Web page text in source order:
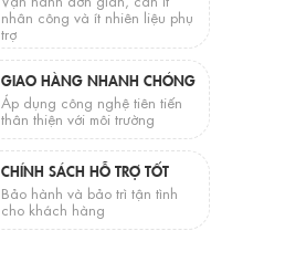
nhân công và ít nhiên liệu phụ
trợ
GIAO HÀNG NHANH CHÓNG
Áp dụng công nghệ tiên tiến
thân thiện với môi trường
CHÍNH SÁCH HỖ TRỢ TỐT
Bảo hành và bảo trì tận tình
cho khách hàng